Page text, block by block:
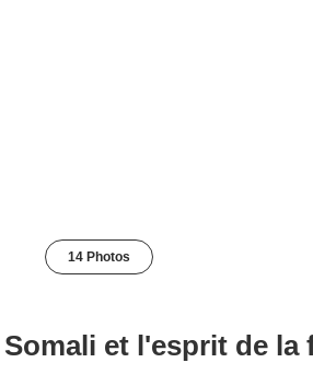
14 Photos
et l'esprit de la